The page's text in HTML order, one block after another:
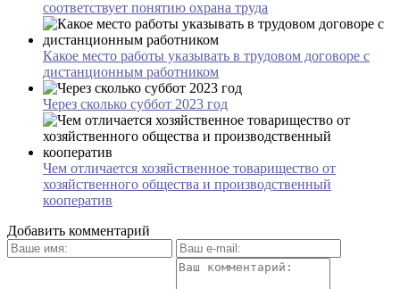
соответствует понятию охрана труда
Какое место работы указывать в трудовом договоре с
дистанционным работником
Через сколько суббот 2023 год
Чем отличается хозяйственное товарищество от
хозяйственного общества и производственный
кооператив
Добавить комментарий